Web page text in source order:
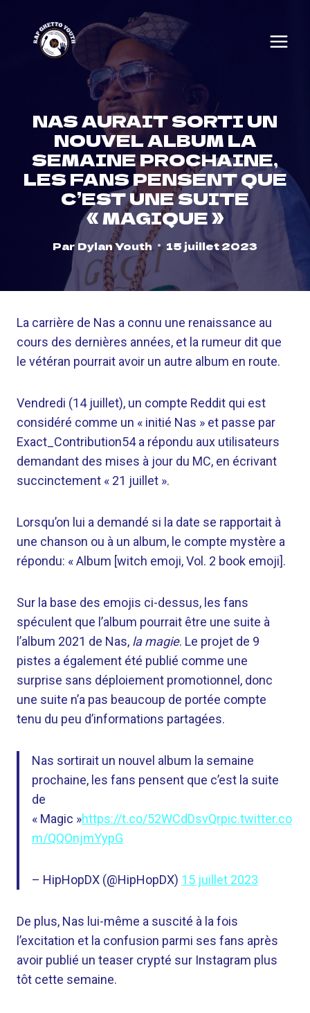
content
NAS AURAIT SORTI UN
NOUVEL ALBUM LA
SEMAINE PROCHAINE,
LES FANS PENSENT QUE
C’EST UNE SUITE
« MAGIQUE »
Par Dylan Youth 15 juillet 2023
La carrière de Nas a connu une renaissance au
cours des dernières années, et la rumeur dit que
le vétéran pourrait avoir un autre album en route.
Vendredi (14 juillet), un compte Reddit qui est
considéré comme un « initié Nas » et passe par
Exact_Contribution54 a répondu aux utilisateurs
demandant des mises à jour du MC, en écrivant
succinctement « 21 juillet ».
Lorsqu’on lui a demandé si la date se rapportait à
une chanson ou à un album, le compte mystère a
répondu: « Album [witch emoji, Vol. 2 book emoji].
Sur la base des emojis ci-dessus, les fans
spéculent que l’album pourrait être une suite à
l’album 2021 de Nas, la magie. Le projet de 9
pistes a également été publié comme une
surprise sans déploiement promotionnel, donc
une suite n’a pas beaucoup de portée compte
tenu du peu d’informations partagées.
Nas sortirait un nouvel album la semaine
prochaine, les fans pensent que c’est la suite
de
« Magic »https://t.co/52WCdDsvQrpic.twitter.co
m/QQOnjmYypG
– HipHopDX (@HipHopDX) 15 juillet 2023
De plus, Nas lui-même a suscité à la fois
l’excitation et la confusion parmi ses fans après
avoir publié un teaser crypté sur Instagram plus
tôt cette semaine.